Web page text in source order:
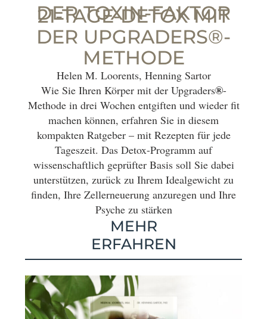
DER TOXIN-FAKTOR
21-TAGE-DETOX MIT
DER UPGRADERS®-
METHODE
Helen M. Loorents, Henning Sartor
Wie Sie Ihren Körper mit der Upgraders®-
Methode in drei Wochen entgiften und wieder fit
machen können, erfahren Sie in diesem
kompakten Ratgeber – mit Rezepten für jede
Tageszeit. Das Detox-Programm auf
wissenschaftlich geprüfter Basis soll Sie dabei
unterstützen, zurück zu Ihrem Idealgewicht zu
finden, Ihre Zellerneuerung anzuregen und Ihre
Psyche zu stärken
MEHR
ERFAHREN